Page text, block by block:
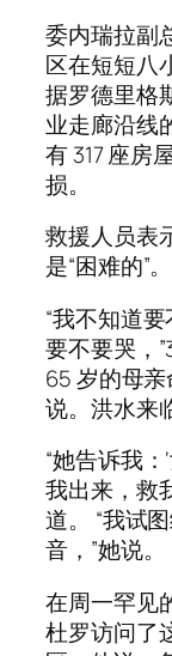
委内瑞拉副
区在短短八
据罗德里格
业走廊沿线
有 317 座房
损。
救援人员表
是“困难的”。
“我不知道
要不要哭，
65 岁的母
说。洪水来
“她告诉我
我出来，救
道。 “我试
音，”她说。
在周一罕见
杜罗访问了